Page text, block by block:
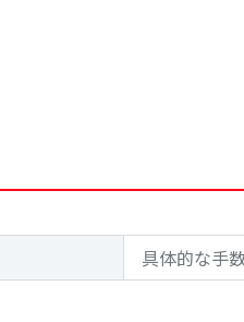
具体的な手